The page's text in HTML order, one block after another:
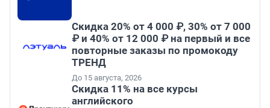
Скидка 20% от 4 000 ₽, 30% от 7 000
₽ и 40% от 12 000 ₽ на первый и все
повторные заказы по промокоду
ТРЕНД
До 15 августа, 2026
Скидка 11% на все курсы
английского